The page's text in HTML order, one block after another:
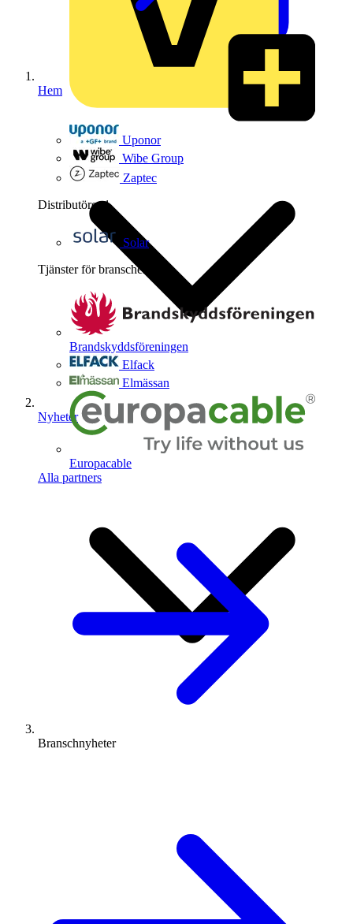
Uponor
Wibe Group
Zaptec
Distributörer 1
Solar
Tjänster för branschen
Brandskyddsföreningen
Elfack
Elmässan
Europacable
Alla partners
Hem
Nyheter
Branschnyheter